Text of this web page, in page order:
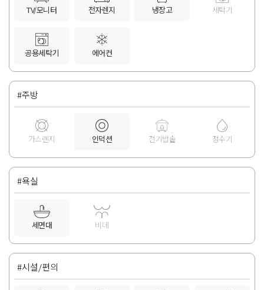
TV/모니터 전자렌지 냉장고 세탁기
공용세탁기 에어컨
#주방
가스렌지 인덕션 전기밥솥 정수기
#욕실
세면대 비데
#시설/편의